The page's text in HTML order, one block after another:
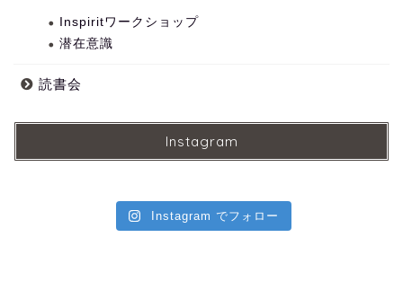
Inspiritワークショップ
潜在意識
読書会
Instagram
Instagram でフォロー